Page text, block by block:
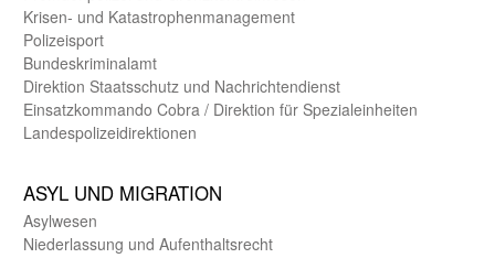
Krisen- und Katastrophen­management
Polizeisport
Bundes­kriminal­amt
Direktion Staats­schutz und Nach­richten­dienst
Einsatz­kommando Cobra / Direktion für Spezialeinheiten
Landes­polizei­direk­tionen
ASYL UND MIGRA­TION
Asyl­wesen
Nieder­lassung und Aufent­halts­recht